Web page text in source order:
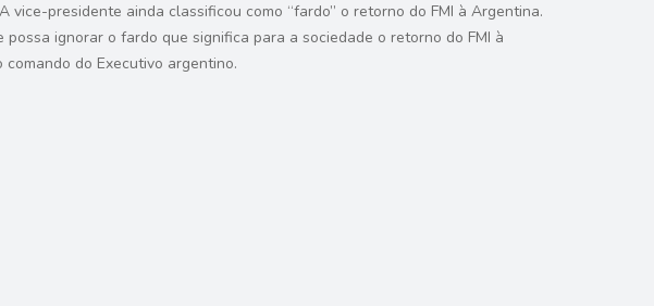
presidente ainda classificou como “fardo” o retorno do FMI à Argentina.
ignorar o fardo que significa para a sociedade o retorno do FMI à
do Executivo argentino.